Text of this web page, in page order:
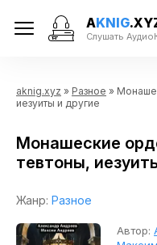
AKNIG
Слушать
aknig.xyz » Разное »
иезуиты и другие
Монашеские
тевтоны,
Жанр: Разное
Автор: